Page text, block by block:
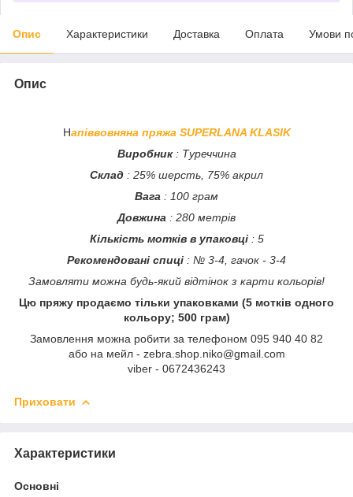
Опис Характеристики Доставка Оплата Умови
Опис
Напіввовняна пряжа SUPERLANA KLASIK
Виробник : Туреччина
Склад : 25% шерсть, 75% акрил
Вага : 100 грам
Довжина : 280 метрів
Кількість мотків в упаковці : 5
Рекомендовані спиці : № 3-4, гачок - 3-4
Замовляти можна будь-який відтінок з карти кольорів!
Цю пряжу продаємо тільки упаковками (5 мотків одного
кольору; 500 грам)
Замовлення можна робити за телефоном 095 940 40 82
або на мейл - zebra.shop.niko@gmail.com
viber - 0672436243
Приховати
Характеристики
Основні